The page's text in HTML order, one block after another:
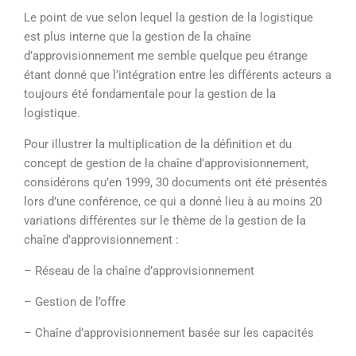
Le point de vue selon lequel la gestion de la logistique
est plus interne que la gestion de la chaîne
d’approvisionnement me semble quelque peu étrange
étant donné que l’intégration entre les différents acteurs a
toujours été fondamentale pour la gestion de la
logistique.
Pour illustrer la multiplication de la définition et du
concept de gestion de la chaîne d’approvisionnement,
considérons qu’en 1999, 30 documents ont été présentés
lors d’une conférence, ce qui a donné lieu à au moins 20
variations différentes sur le thème de la gestion de la
chaîne d’approvisionnement :
– Réseau de la chaîne d’approvisionnement
– Gestion de l’offre
– Chaîne d’approvisionnement basée sur les capacités